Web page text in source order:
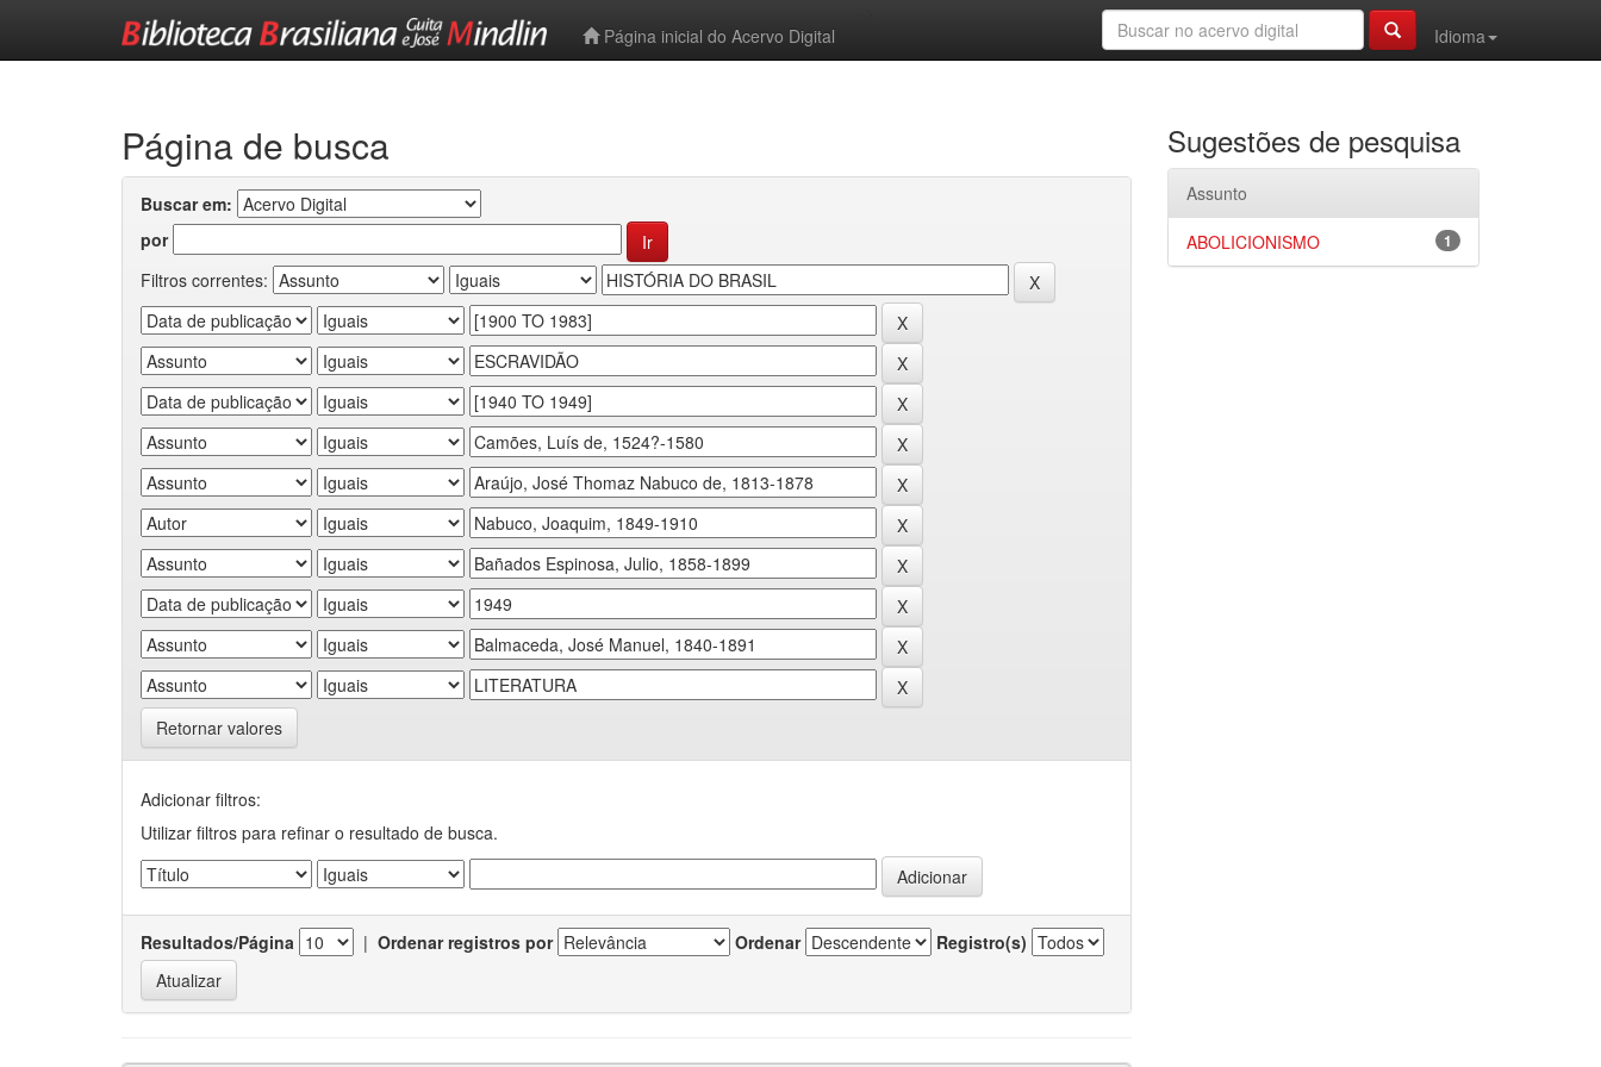
Página inicial do Acervo Digital
Idioma
Página de busca
Buscar em:
por
Filtros correntes:
Retornar valores
Adicionar filtros:
Utilizar filtros para refinar o resultado de busca.
Resultados/Página | Ordenar registros por Ordenar Registro(s)
Sugestões de pesquisa
Assunto
1
ABOLICIONISMO